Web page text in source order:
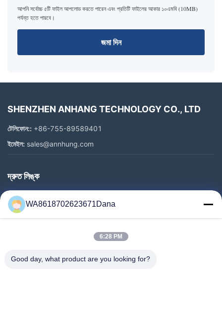
আপনি সর্বোচ্চ ৫টি ফাইল আপলোড করতে পারেন এবং প্রতিটি ফাইলের আকার ১০এমবি (10MB)
পর্যন্ত হতে পারবে।
জমা দিন
SHENZHEN ANHANG TECHNOLOGY CO., LTD
টেলিফোন:: +86-755-89589401
ইমেইল: sales@annhung.com
দ্রুত লিঙ্ক
বাড়ি
পণ্য
কারখানা ভ্রমণ
WA8618702623671Dana
6:28 PM
Good day, what product are you looking for?